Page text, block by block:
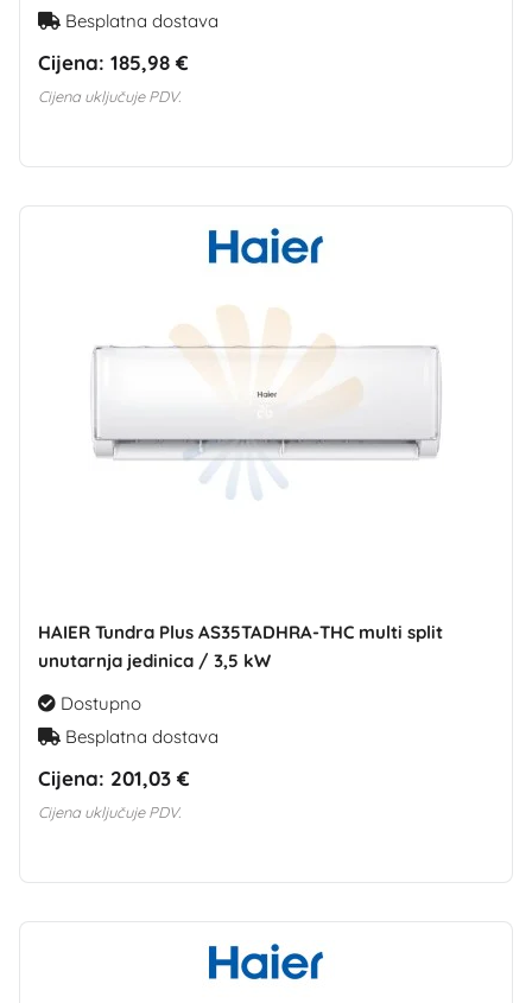
Besplatna dostava
Cijena: 185,98 €
Cijena uključuje PDV.
HAIER Tundra Plus AS35TADHRA-THC multi split
unutarnja jedinica / 3,5 kW
Dostupno
Besplatna dostava
Cijena: 201,03 €
Cijena uključuje PDV.